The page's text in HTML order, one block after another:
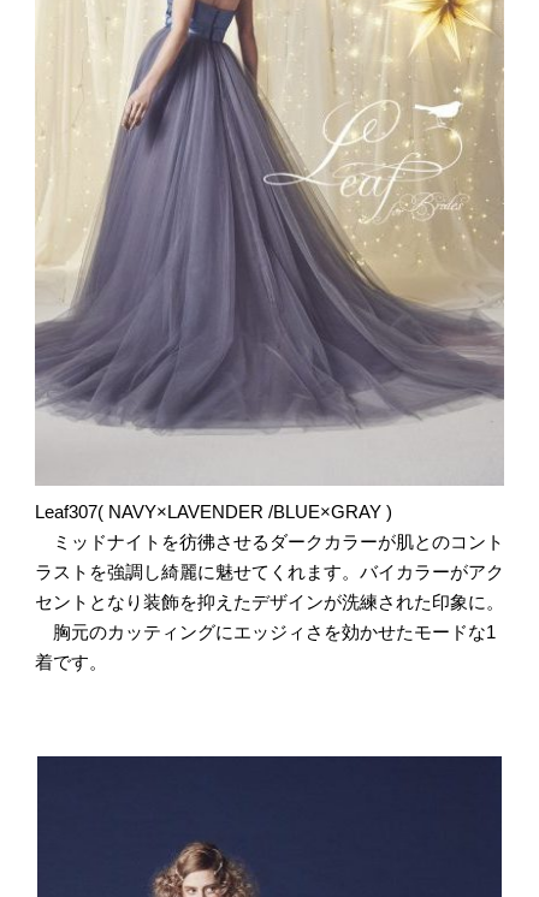
Leaf307( NAVY×LAVENDER /BLUE×GRAY )
ミッドナイトを彷彿させるダークカラーが肌とのコント
ラストを強調し綺麗に魅せてくれます。バイカラーがアク
セントとなり装飾を抑えたデザインが洗練された印象に。
胸元のカッティングにエッジィさを効かせたモードな1
着です。